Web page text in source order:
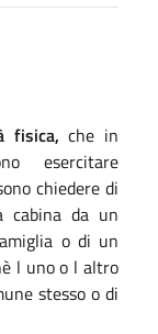
fisica, che in
esercitare
chiedere di
cabina da un
o di un
l uno o l altro
stesso o di